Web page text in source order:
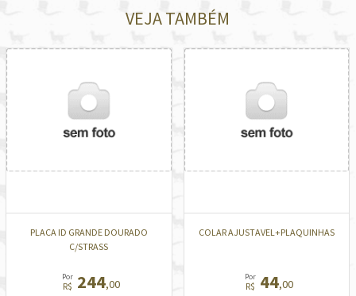
VEJA TAMBÉM
PLACA ID GRANDE DOURADO
C/STRASS
Por
R$ 244,00
COLAR AJUSTAVEL+PLAQUINHAS
Por
R$ 44,00